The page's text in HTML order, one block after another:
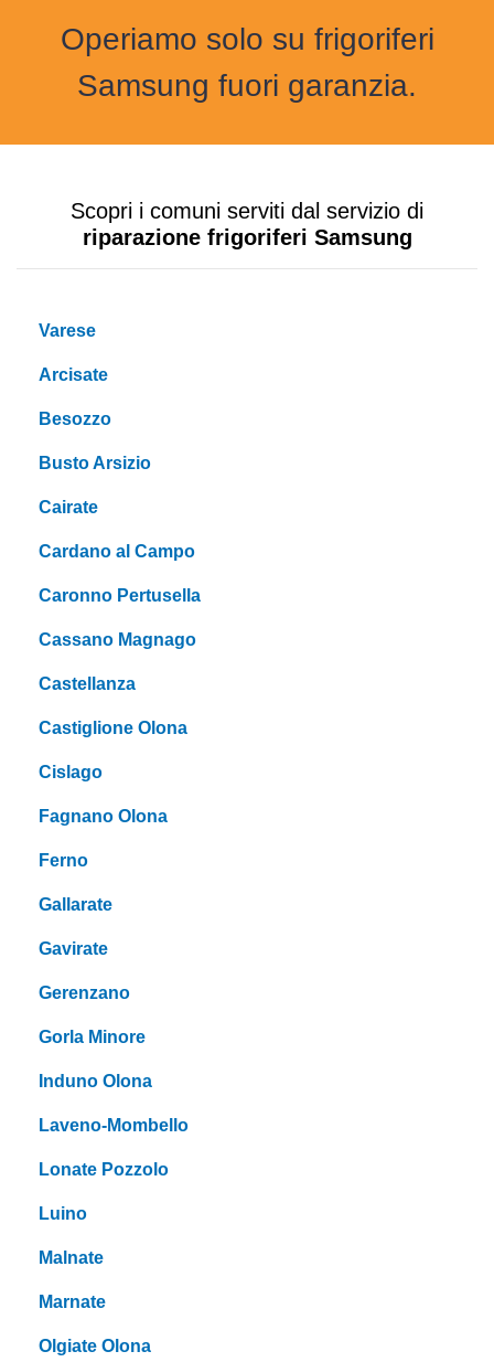
Operiamo solo su frigoriferi
Samsung fuori garanzia.
Scopri i comuni serviti dal servizio di
riparazione frigoriferi Samsung
Varese
Arcisate
Besozzo
Busto Arsizio
Cairate
Cardano al Campo
Caronno Pertusella
Cassano Magnago
Castellanza
Castiglione Olona
Cislago
Fagnano Olona
Ferno
Gallarate
Gavirate
Gerenzano
Gorla Minore
Induno Olona
Laveno-Mombello
Lonate Pozzolo
Luino
Malnate
Marnate
Olgiate Olona